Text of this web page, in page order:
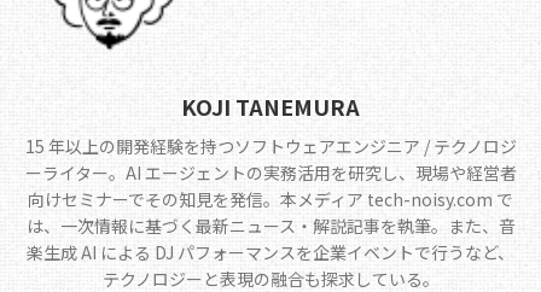
KOJI TANEMURA
15 年以上の開発経験を持つソフトウェアエンジニア / テクノロジ
ーライター。AI エージェントの実務活用を研究し、現場や経営者
向けセミナーでその知見を発信。本メディア tech-noisy.com で
は、一次情報に基づく最新ニュース・解説記事を執筆。また、音
楽生成 AI による DJ パフォーマンスを企業イベントで行うなど、
テクノロジーと表現の融合も探求している。